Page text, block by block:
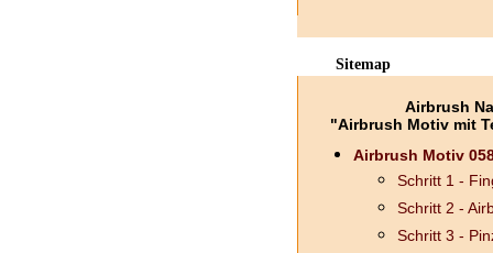
Sitemap
Airbrush
"Airbrush Motiv mit
Airbrush Motiv
Schritt 1 -
Schritt 2 -
Schritt 3 -